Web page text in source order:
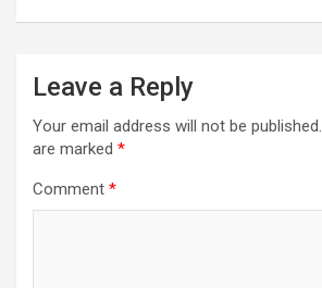
Leave a Reply
Your email address will not be published.
are marked *
Comment *